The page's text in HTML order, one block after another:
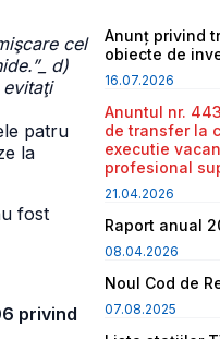
cel
d)
evitaţi
patru
la
fost
privind
Anunț privind
obiecte de
16.07.2026
Anuntul nr.
de transfer la
executie
profesional
21.04.2026
Raport anual
08.04.2026
Noul Cod de
07.08.2025